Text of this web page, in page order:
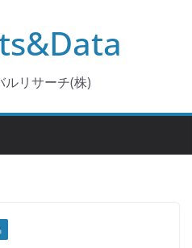
ルリサーチ(株)